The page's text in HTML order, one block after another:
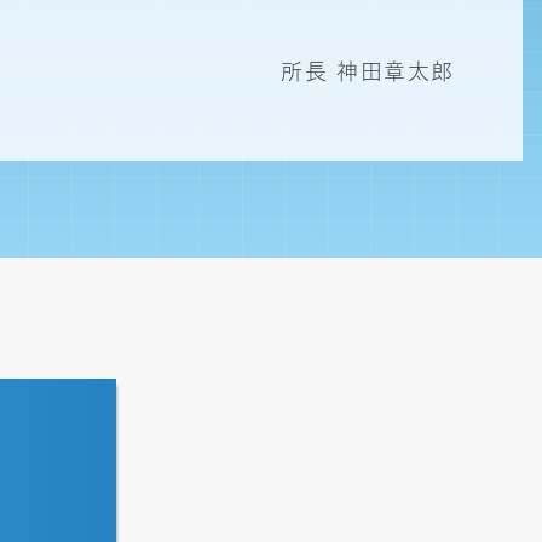
所長 神田章太郎